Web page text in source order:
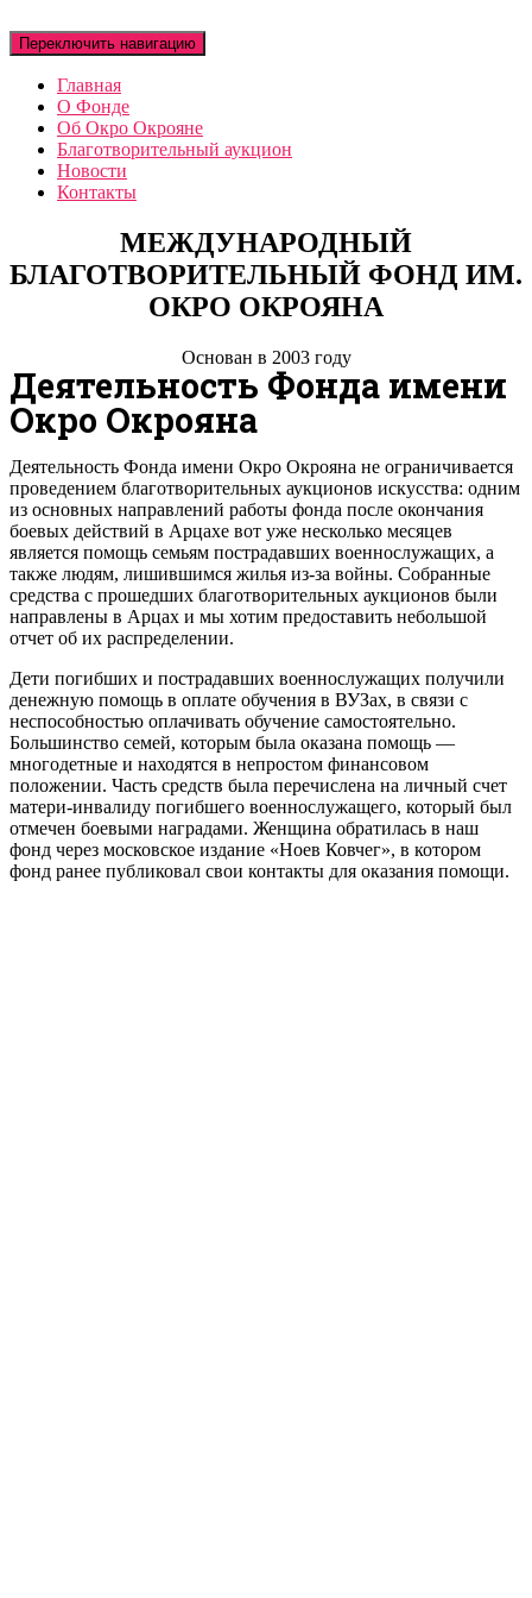
Переключить навигацию
Главная
О Фонде
Об Окро Окрояне
Благотворительный аукцион
Новости
Контакты
МЕЖДУНАРОДНЫЙ
БЛАГОТВОРИТЕЛЬНЫЙ ФОНД ИМ.
ОКРО ОКРОЯНА
Основан в 2003 году
Деятельность Фонда имени
Окро Окрояна
Деятельность Фонда имени Окро Окрояна не ограничивается
проведением благотворительных аукционов искусства: одним
из основных направлений работы фонда после окончания
боевых действий в Арцахе вот уже несколько месяцев
является помощь семьям пострадавших военнослужащих, а
также людям, лишившимся жилья из-за войны. Собранные
средства с прошедших благотворительных аукционов были
направлены в Арцах и мы хотим предоставить небольшой
отчет об их распределении.
Дети погибших и пострадавших военнослужащих получили
денежную помощь в оплате обучения в ВУЗах, в связи с
неспособностью оплачивать обучение самостоятельно.
Большинство семей, которым была оказана помощь —
многодетные и находятся в непростом финансовом
положении. Часть средств была перечислена на личный счет
матери-инвалиду погибшего военнослужащего, который был
отмечен боевыми наградами. Женщина обратилась в наш
фонд через московское издание «Ноев Ковчег», в котором
фонд ранее публиковал свои контакты для оказания помощи.